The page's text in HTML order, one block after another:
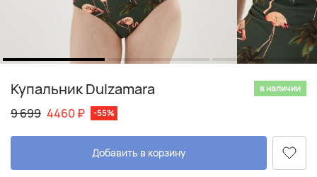
Купальник Dulzamara в наличии
9 699 4460 ₽ -55%
Добавить в корзину